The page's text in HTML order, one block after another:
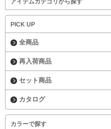
PICK UP
全商品
再入荷商品
セット商品
カタログ
カラーで探す